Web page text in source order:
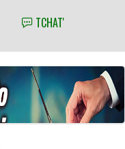
TCHAT'